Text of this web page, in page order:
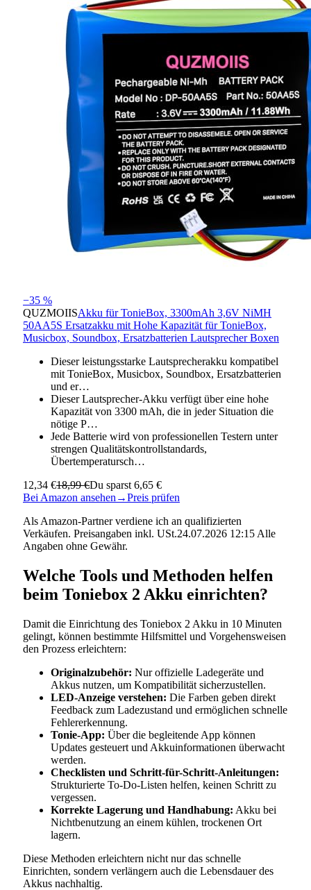
−35 %
QUZMOIISAkku für TonieBox, 3300mAh 3,6V NiMH
50AA5S Ersatzakku mit Hohe Kapazität für TonieBox,
Musicbox, Soundbox, Ersatzbatterien Lautsprecher Boxen
Dieser leistungsstarke Lautsprecherakku kompatibel
mit TonieBox, Musicbox, Soundbox, Ersatzbatterien
und er…
Dieser Lautsprecher-Akku verfügt über eine hohe
Kapazität von 3300 mAh, die in jeder Situation die
nötige P…
Jede Batterie wird von professionellen Testern unter
strengen Qualitätskontrollstandards,
Übertemperatursch…
12,34 €18,99 €Du sparst 6,65 €
Bei Amazon ansehen →Preis prüfen
Als Amazon-Partner verdiene ich an qualifizierten
Verkäufen. Preisangaben inkl. USt.24.07.2026 12:15 Alle
Angaben ohne Gewähr.
Welche Tools und Methoden helfen
beim Toniebox 2 Akku einrichten?
Damit die Einrichtung des Toniebox 2 Akku in 10 Minuten
gelingt, können bestimmte Hilfsmittel und Vorgehensweisen
den Prozess erleichtern:
Originalzubehör: Nur offizielle Ladegeräte und
Akkus nutzen, um Kompatibilität sicherzustellen.
LED-Anzeige verstehen: Die Farben geben direkt
Feedback zum Ladezustand und ermöglichen schnelle
Fehlererkennung.
Tonie-App: Über die begleitende App können
Updates gesteuert und Akkuinformationen überwacht
werden.
Checklisten und Schritt-für-Schritt-Anleitungen:
Strukturierte To-Do-Listen helfen, keinen Schritt zu
vergessen.
Korrekte Lagerung und Handhabung: Akku bei
Nichtbenutzung an einem kühlen, trockenen Ort
lagern.
Diese Methoden erleichtern nicht nur das schnelle
Einrichten, sondern verlängern auch die Lebensdauer des
Akkus nachhaltig.